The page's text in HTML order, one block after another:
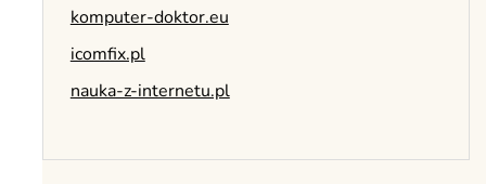
komputer-doktor.eu
icomfix.pl
nauka-z-internetu.pl